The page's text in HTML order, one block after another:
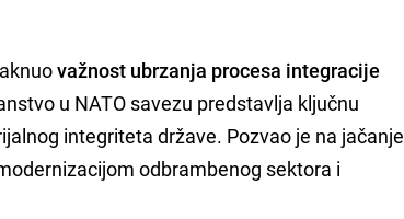
važnost ubrzanja procesa integracije
u NATO savezu predstavlja ključnu
integriteta države. Pozvao je na jačanje
odbrambenog sektora i